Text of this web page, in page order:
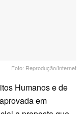
Foto: Reprodução/Internet
Humanos e de
em